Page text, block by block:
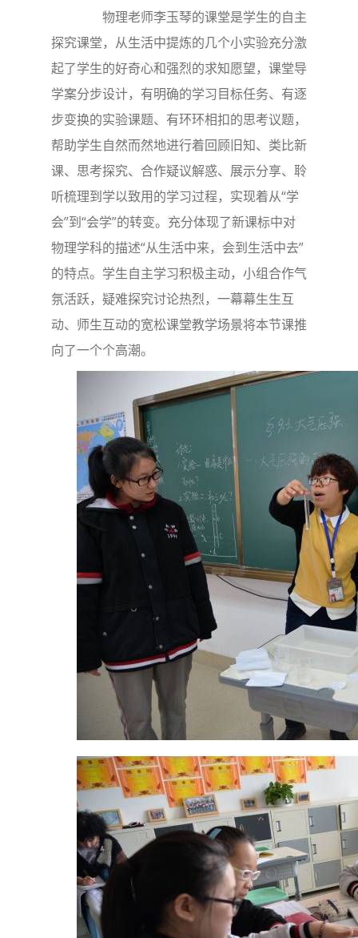
物理老师李玉琴的课堂是学生的自主
探究课堂，从生活中提炼的几个小实验充分激
起了学生的好奇心和强烈的求知愿望，课堂导
学案分步设计，有明确的学习目标任务、有逐
步变换的实验课题、有环环相扣的思考议题，
帮助学生自然而然地进行着回顾旧知、类比新
课、思考探究、合作疑议解惑、展示分享、聆
听梳理到学以致用的学习过程，实现着从“学
会”到“会学”的转变。充分体现了新课标中对
物理学科的描述“从生活中来，会到生活中去”
的特点。学生自主学习积极主动，小组合作气
氛活跃，疑难探究讨论热烈，一幕幕生生互
动、师生互动的宽松课堂教学场景将本节课推
向了一个个高潮。